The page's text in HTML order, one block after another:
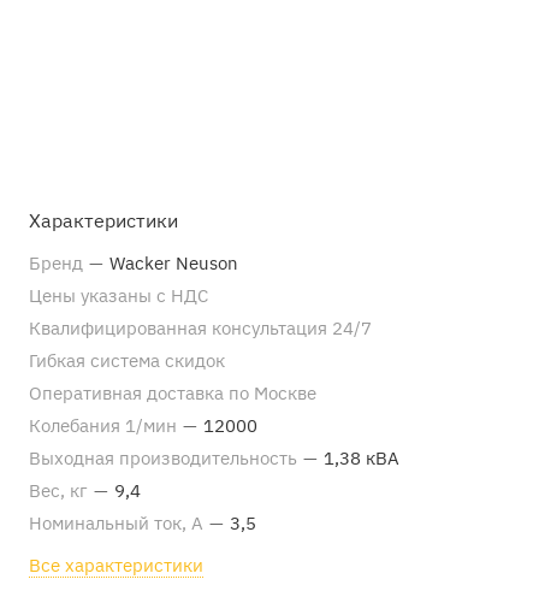
Характеристики
Бренд — Wacker Neuson
Цены указаны с НДС
Квалифицированная консультация 24/7
Гибкая система скидок
Оперативная доставка по Москве
Колебания 1/мин — 12000
Выходная производительность — 1,38 кВА
Вес, кг — 9,4
Номинальный ток, А — 3,5
Все характеристики